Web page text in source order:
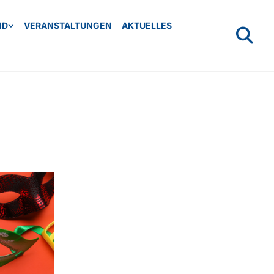
VERANSTALTUNGEN AKTUELLES